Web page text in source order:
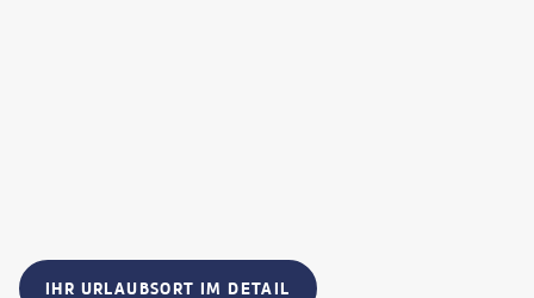
IHR URLAUBSORT IM DETAIL